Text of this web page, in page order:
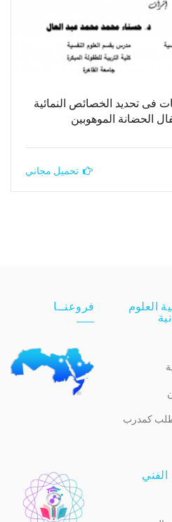
فى تحديد الخصائص النمائية
الحضانة الموهوبين
تحميل مجاني
العلوم
كمدرب
فروعنــا
الفني